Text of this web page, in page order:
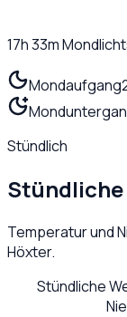
17h 33m
Mondaufgang
Stündlich
Temperatur und
Höxter.
Stündliche